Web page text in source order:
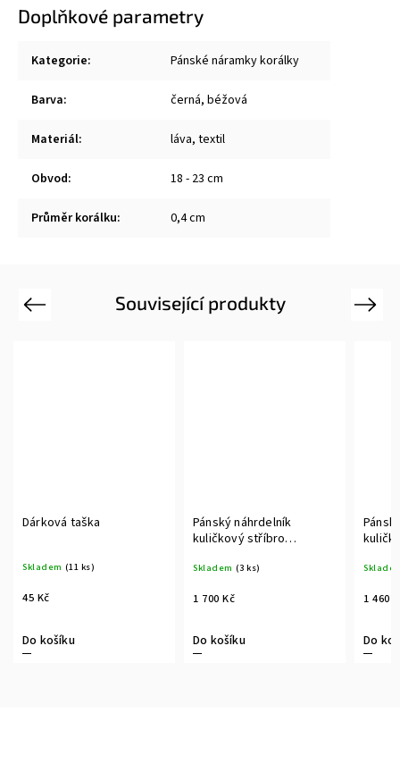
Doplňkové parametry
Kategorie: Pánské náramky korálky
Barva: černá, béžová
Materiál: láva, textil
Obvod: 18 - 23 cm
Průměr korálku: 0,4 cm
Související produkty
Previous
Dárková taška
Skladem (11 ks)
45 Kč
Do košíku
Pánský náhrdelník
kuličkový stříbro
Skladem (3 ks)
1 700 Kč
Do košíku
1 460
Do
Next